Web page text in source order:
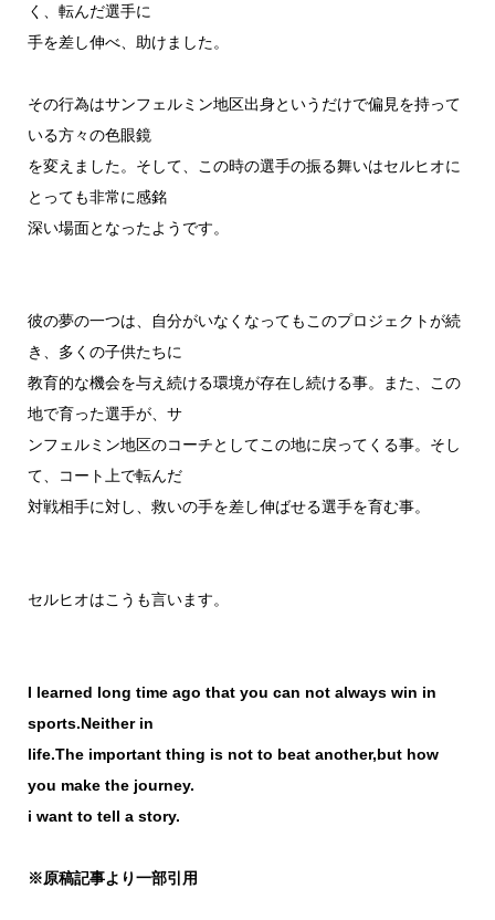
く、転んだ選手に
手を差し伸べ、助けました。
その行為はサンフェルミン地区出身というだけで偏見を持って
いる方々の色眼鏡
を変えました。そして、この時の選手の振る舞いはセルヒオに
とっても非常に感銘
深い場面となったようです。
彼の夢の一つは、自分がいなくなってもこのプロジェクトが続
き、多くの子供たちに
教育的な機会を与え続ける環境が存在し続ける事。また、この
地で育った選手が、サ
ンフェルミン地区のコーチとしてこの地に戻ってくる事。そし
て、コート上で転んだ
対戦相手に対し、救いの手を差し伸ばせる選手を育む事。
セルヒオはこうも言います。
I learned long time ago that you can not always win in
sports.Neither in
life.The important thing is not to beat another,but how
you make the journey.
i want to tell a story.
※原稿記事より一部引用